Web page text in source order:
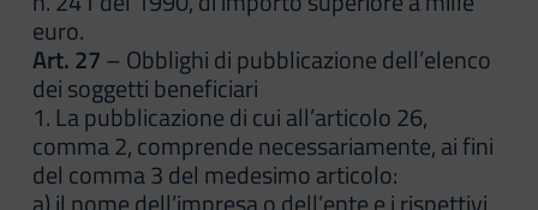
euro.
Art. 27– Obblighi di pubblicazione dell’elenco
dei soggetti beneficiari
1. La pubblicazione di cui all’articolo 26,
comma 2, comprende necessariamente, ai fini
del comma 3 del medesimo articolo: